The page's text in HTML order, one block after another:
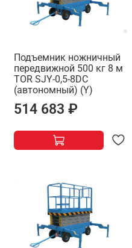
Подъемник ножничный
передвижной 500 кг 8 м
TOR SJY-0,5-8DC
(автономный) (Y)
514 683 ₽